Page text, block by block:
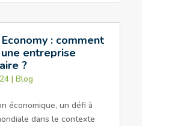
: comment
entreprise
?
| Blog
économique, un défi à
dans le contexte